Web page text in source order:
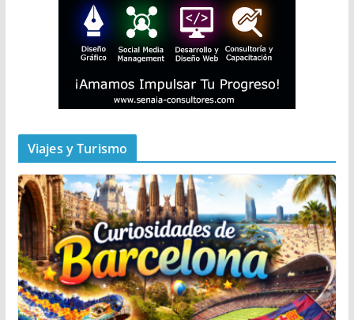
Viajes y Turismo